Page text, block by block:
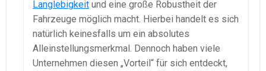
Langlebigkeit und eine große Robustheit der
Fahrzeuge möglich macht. Hierbei handelt es sich
natürlich keinesfalls um ein absolutes
Alleinstellungsmerkmal. Dennoch haben viele
Unternehmen diesen „Vorteil“ für sich entdeckt,